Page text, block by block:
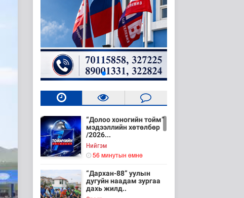
“Долоо хоногийн тойм”
мэдээллийн хөтөлбөр
/2026...
Нийгэм
56 минутын өмнө
“Дархан-88” уулын
дугуйн наадам зургаа
дахь жилд..